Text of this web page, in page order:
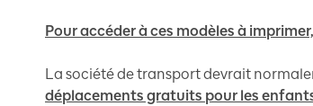
Pour accéder à ces modèles à
La société de transport devrait
déplacements gratuits pour les